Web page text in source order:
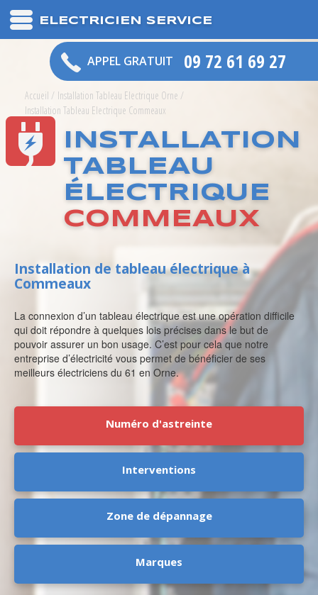
ELECTRICIEN SERVICE
APPEL GRATUIT 09 72 61 69 27
Accueil / Installation Tableau Electrique Orne /
Installation Tableau Electrique Commeaux
INSTALLATION
TABLEAU
ÉLECTRIQUE
COMMEAUX
Installation de tableau électrique à
Commeaux
La connexion d’un tableau électrique est une opération difficile
qui doit répondre à quelques lois précises dans le but de
pouvoir assurer un bon usage. C’est pour cela que notre
entreprise d’électricité vous permet de bénéficier de ses
meilleurs électriciens du 61 en Orne.
Numéro d'astreinte
Interventions
Zone de dépannage
Marques